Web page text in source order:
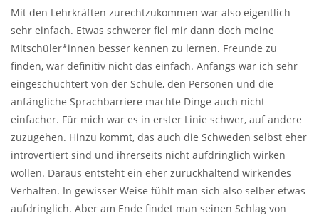
Mit den Lehrkräften zurechtzukommen war also eigentlich
sehr einfach. Etwas schwerer fiel mir dann doch meine
Mitschüler*innen besser kennen zu lernen. Freunde zu
finden, war definitiv nicht das einfach. Anfangs war ich sehr
eingeschüchtert von der Schule, den Personen und die
anfängliche Sprachbarriere machte Dinge auch nicht
einfacher. Für mich war es in erster Linie schwer, auf andere
zuzugehen. Hinzu kommt, das auch die Schweden selbst eher
introvertiert sind und ihrerseits nicht aufdringlich wirken
wollen. Daraus entsteht ein eher zurückhaltend wirkendes
Verhalten. In gewisser Weise fühlt man sich also selber etwas
aufdringlich. Aber am Ende findet man seinen Schlag von